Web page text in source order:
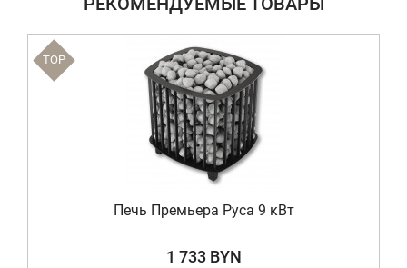
TOP
Печь Премьера Руса 9 кВт
1 733 BYN